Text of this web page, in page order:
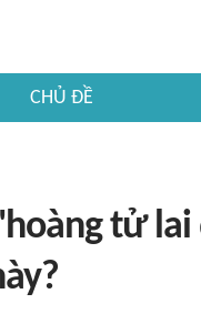
CHỦ ĐỀ
tử